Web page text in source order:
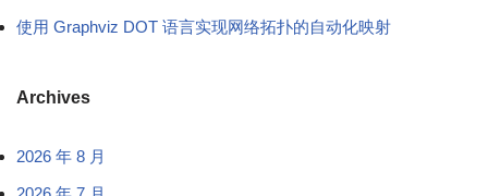
使用 Graphviz DOT 语言实现网络拓扑的自动化映射
Archives
2026 年 8 月